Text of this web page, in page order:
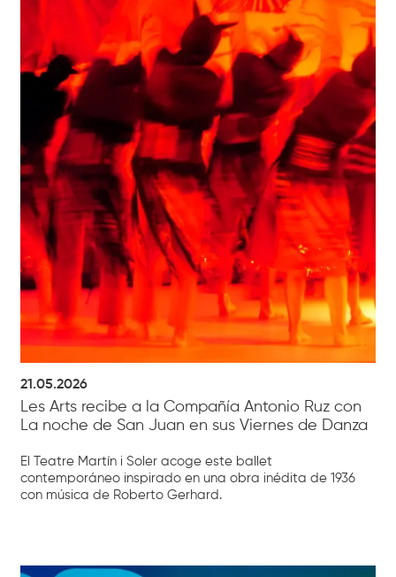
21.05.2026
Les Arts recibe a la Compañía Antonio Ruz con
La noche de San Juan en sus Viernes de Danza
El Teatre Martín i Soler acoge este ballet
contemporáneo inspirado en una obra inédita de 1936
con música de Roberto Gerhard.